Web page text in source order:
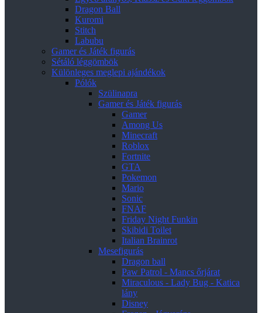
Dragon Ball
Kuromi
Stitch
Labubu
Gamer és Játék figurás
Sétáló léggömbök
Különleges meglepi ajándékok
Pólók
Szülinapra
Gamer és Játék figurás
Gamer
Among Us
Minecraft
Roblox
Fortnite
GTA
Pokemon
Mario
Sonic
FNAF
Friday Night Funkin
Skibidi Toilet
Italian Brainrot
Mesefigurás
Dragon ball
Paw Patrol - Mancs őrjárat
Miraculous - Lady Bug - Katica
lány
Disney